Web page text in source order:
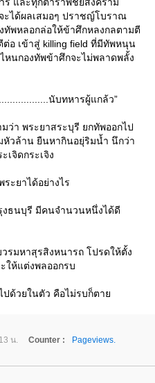
ะได้ผลเสมอๆ ปราชญ์โบราณ
ทัพหลอกล่อให้ข้าศึกหลงกลตามตี
อ เข้าสู่ killing field ที่มีทัพหนุน
หนกองทัพข้าศึกจะไม่พลาดพลั้ง
นับทหารผู้แกล้ว”
ว่า พระยาสระบุรี ยกทัพออกไป
หัวล้าน ยืนหากินอยุ่ริมน้ำ นึกว่า
จิดกระเจิง
ะยาได้อย่างไร
งธนบุรี มีคนจำนวนหนึ่งได้ดี
มหาสุรสิงหนารถ โปรดให้ตั้ง
ให้แต่งพลออกรบ
ปด้วยในตัว คือไม่รบก็ตา
น. Counter :
Pageviews.